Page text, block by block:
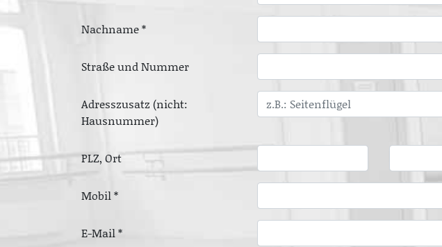
Nachname *
Straße und Nummer
Adresszusatz (nicht:
Hausnummer)
PLZ, Ort
Mobil *
E-Mail *